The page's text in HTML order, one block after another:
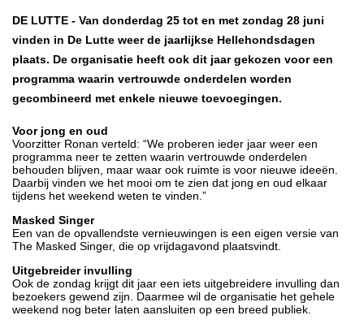
DE LUTTE - Van donderdag 25 tot en met zondag 28 juni
vinden in De Lutte weer de jaarlijkse Hellehondsdagen
plaats. De organisatie heeft ook dit jaar gekozen voor een
programma waarin vertrouwde onderdelen worden
gecombineerd met enkele nieuwe toevoegingen.
Voor jong en oud
Voorzitter Ronan verteld: “We proberen ieder jaar weer een
programma neer te zetten waarin vertrouwde onderdelen
behouden blijven, maar waar ook ruimte is voor nieuwe ideeën.
Daarbij vinden we het mooi om te zien dat jong en oud elkaar
tijdens het weekend weten te vinden.”
Masked Singer
Een van de opvallendste vernieuwingen is een eigen versie van
The Masked Singer, die op vrijdagavond plaatsvindt.
Uitgebreider invulling
Ook de zondag krijgt dit jaar een iets uitgebreidere invulling dan
bezoekers gewend zijn. Daarmee wil de organisatie het gehele
weekend nog beter laten aansluiten op een breed publiek.